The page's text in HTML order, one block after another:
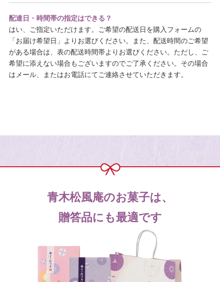
配達日・時間帯の指定はできる？
はい、ご指定いただけます。ご希望の配送日を購入フォームの
「お届け希望日」よりお選びください。また、配送時間のご希望
がある場合は、表の配送時間帯よりお選びください。ただし、ご
希望に添えない場合もございますのでご了承ください。その場合
はメール、またはお電話にてご連絡させていただきます。
青木松風庵のお菓子は、
贈答品にも最適です